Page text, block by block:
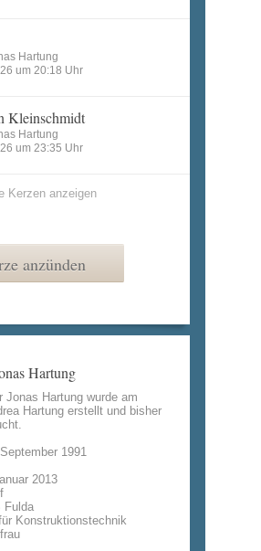
Hartung
um 20:18 Uhr
Kleinschmidt
Hartung
um 23:35 Uhr
Kerzen anzeigen
anzünden
Hartung
Jonas Hartung wurde am
Hartung erstellt und bisher
1991
2013
Fulda
Konstruktionstechnik